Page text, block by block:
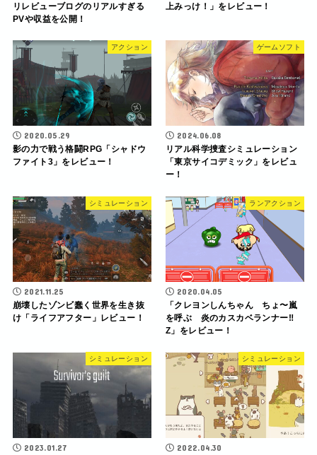
リレビューブログのリアルすぎる
PVや収益を公開！
上みっけ！」をレビュー！
アクション
2020.05.29
影の力で戦う格闘RPG「シャドウ
ファイト3」をレビュー！
ゲームソフト
2024.06.08
リアル科学捜査シミュレーション
「東京サイコデミック」をレビュ
ー！
シミュレーション
2021.11.25
崩壊したゾンビ蠢く世界を生き抜
け「ライフアフター」レビュー！
ランアクション
2020.04.05
「クレヨンしんちゃん ちょ〜嵐
を呼ぶ 炎のカスカベランナー‼︎
Z」をレビュー！
シミュレーション
2023.01.27
シミュレーション
2022.04.30